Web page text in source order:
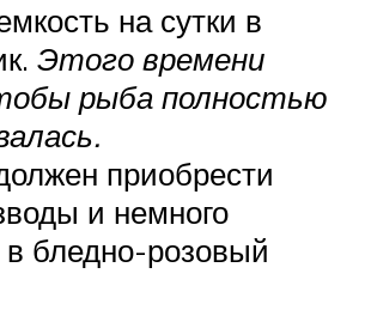
на сутки в
Этого времени
рыба полностью
приобрести
и немного
в бледно-розовый